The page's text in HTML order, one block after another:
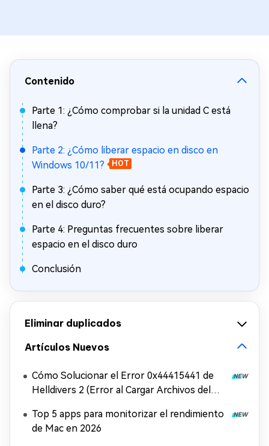
Contenido
Parte 1: ¿Cómo comprobar si la unidad C está
llena?
Parte 2: ¿Cómo liberar espacio en disco en
Windows 10/11?
HOT
Parte 3: ¿Cómo saber qué está ocupando espacio
en el disco duro?
Parte 4: Preguntas frecuentes sobre liberar
espacio en el disco duro
Conclusión
Eliminar duplicados
Artículos Nuevos
Cómo Solucionar el Error 0x44415441 de
Helldivers 2 (Error al Cargar Archivos del
Top 5 apps para monitorizar el rendimiento
de Mac en 2026